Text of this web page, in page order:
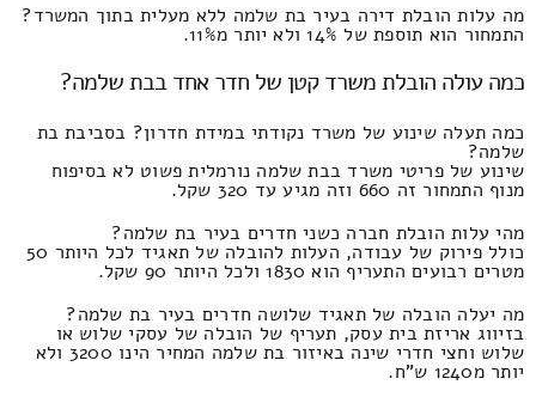
מה עלות הובלת דירה בעיר בת שלמה ללא מעלית בתוך המשרד?
התמחור הוא תוספת של 14% ולא יותר מ11%.
כמה עולה הובלת משרד קטן של חדר אחד בבת שלמה?
כמה תעלה שינוע של משרד נקודתי במידת חדרון? בסביבת בת
שלמה?
שינוע של פריטי משרד בבת שלמה נורמלית פשוט לא בסיפוח
מנוף התמחור זה 660 וזה מגיע עד 320 שקל.
מהי עלות הובלת חברה כשני חדרים בעיר בת שלמה?
כולל פירוק של עבודה, העלות להובלה של תאגיד לכל היותר 50
מטרים רבועים התעריף הוא 1830 ולכל היותר 90 שקל.
מה יעלה הובלה של תאגיד שלושה חדרים בעיר בת שלמה?
בזיווג אריזת בית עסק, תעריף של הובלה של עסקי שלוש או
שלוש וחצי חדרי שינה באיזור בת שלמה המחיר הינו 3200 ולא
יותר מ1240 ש"ח.